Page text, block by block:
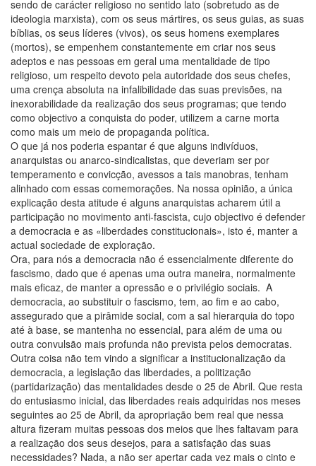
sendo de carácter religioso no sentido lato (sobretudo as de
ideologia marxista), com os seus mártires, os seus guias, as suas
bíblias, os seus líderes (vivos), os seus homens exemplares
(mortos), se empenhem constantemente em criar nos seus
adeptos e nas pessoas em geral uma mentalidade de tipo
religioso, um respeito devoto pela autoridade dos seus chefes,
uma crença absoluta na infalibilidade das suas previsões, na
inexorabilidade da realização dos seus programas; que tendo
como objectivo a conquista do poder, utilizem a carne morta
como mais um meio de propaganda política.
O que já nos poderia espantar é que alguns indivíduos,
anarquistas ou anarco-sindicalistas, que deveriam ser por
temperamento e convicção, avessos a tais manobras, tenham
alinhado com essas comemorações. Na nossa opinião, a única
explicação desta atitude é alguns anarquistas acharem útil a
participação no movimento anti-fascista, cujo objectivo é defender
a democracia e as «liberdades constitucionais», isto é, manter a
actual sociedade de exploração.
Ora, para nós a democracia não é essencialmente diferente do
fascismo, dado que é apenas uma outra maneira, normalmente
mais eficaz, de manter a opressão e o privilégio sociais. A
democracia, ao substituir o fascismo, tem, ao fim e ao cabo,
assegurado que a pirâmide social, com a sal hierarquia do topo
até à base, se mantenha no essencial, para além de uma ou
outra convulsão mais profunda não prevista pelos democratas.
Outra coisa não tem vindo a significar a institucionalização da
democracia, a legislação das liberdades, a politização
(partidarização) das mentalidades desde o 25 de Abril. Que resta
do entusiasmo inicial, das liberdades reais adquiridas nos meses
seguintes ao 25 de Abril, da apropriação bem real que nessa
altura fizeram muitas pessoas dos meios que lhes faltavam para
a realização dos seus desejos, para a satisfação das suas
necessidades? Nada, a não ser apertar cada vez mais o cinto e